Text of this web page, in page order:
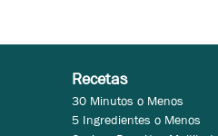
Recetas
30 Minutos o Menos
5 Ingredientes o Menos